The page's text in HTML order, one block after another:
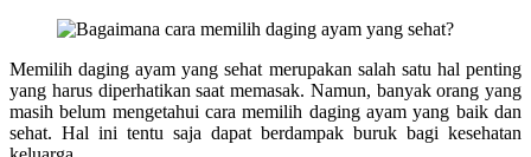
Memilih daging ayam yang sehat merupakan salah satu hal penting
yang harus diperhatikan saat memasak. Namun, banyak orang yang
masih belum mengetahui cara memilih daging ayam yang baik dan
sehat. Hal ini tentu saja dapat berdampak buruk bagi kesehatan